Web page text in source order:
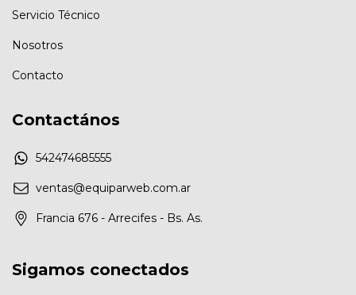
Servicio Técnico
Nosotros
Contacto
Contactános
542474685555
ventas@equiparweb.com.ar
Francia 676 - Arrecifes - Bs. As.
Sigamos conectados